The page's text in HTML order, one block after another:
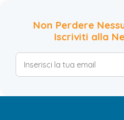
Non Perdere
Iscriviti alla